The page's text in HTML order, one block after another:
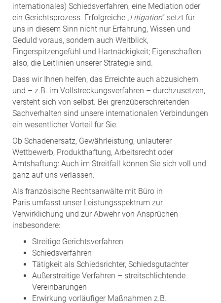
internationales) Schiedsverfahren, eine Mediation oder
ein Gerichtsprozess. Erfolgreiche „Litigation“ setzt für
uns in diesem Sinn nicht nur Erfahrung, Wissen und
Geduld voraus, sondern auch Weitblick,
Fingerspitzengefühl und Hartnäckigkeit; Eigenschaften
also, die Leitlinien unserer Strategie sind.
Dass wir Ihnen helfen, das Erreichte auch abzusichern
und – z.B. im Vollstreckungsverfahren – durchzusetzen,
versteht sich von selbst. Bei grenzüberschreitenden
Sachverhalten sind unsere internationalen Verbindungen
ein wesentlicher Vorteil für Sie.
Ob Schadenersatz, Gewährleistung, unlauterer
Wettbewerb, Produkthaftung, Arbeitsrecht oder
Amtshaftung: Auch im Streitfall können Sie sich voll und
ganz auf uns verlassen.
Als französische Rechtsanwälte mit Büro in
Paris umfasst unser Leistungsspektrum zur
Verwirklichung und zur Abwehr von Ansprüchen
insbesondere:
Streitige Gerichtsverfahren
Schiedsverfahren
Tätigkeit als Schiedsrichter, Schiedsgutachter
Außerstreitige Verfahren – streitschlichtende
Vereinbarungen
Erwirkung vorläufiger Maßnahmen z.B.